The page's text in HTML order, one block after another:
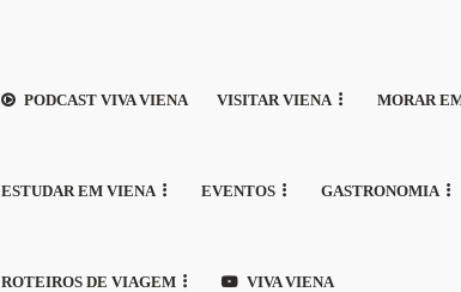
PODCAST VIVA VIENA VISITAR VIENA MORAR
ESTUDAR EM VIENA EVENTOS GASTRONOMIA
ROTEIROS DE VIAGEM VIVA VIENA